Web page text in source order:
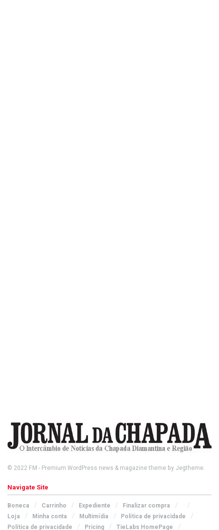
© 2022 FM - Premium WordPress news & magazine theme by Jegtheme.
Navigate Site
Boneca Carrinho Expediente
Finalizar compra
Loja
Minha conta Multimídia
Política de privacidade
Política de privacidade
Pricing TieLabs HomePage